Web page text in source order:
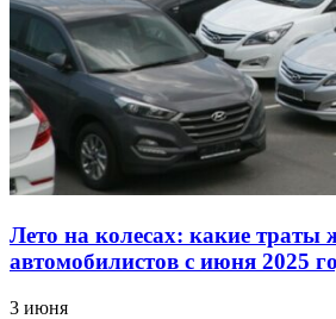
Лето на колесах: какие траты
автомобилистов с июня 2025
3 июня